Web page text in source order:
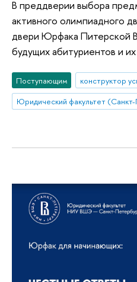
В преддверии выбора
активного олимпиадного
двери Юрфака Питерской
будущих абитуриентов и
Поступающим
конструктор